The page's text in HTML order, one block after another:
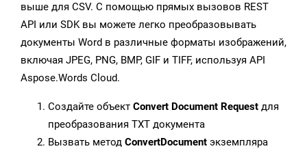
выше для CSV. С помощью прямых вызовов REST
API или SDK вы можете легко преобразовывать
документы Word в различные форматы изображений,
включая JPEG, PNG, BMP, GIF и TIFF, используя API
Aspose.Words Cloud.
Создайте объект Convert Document Request для
преобразования TXT документа
Вызвать метод ConvertDocument экземпляра